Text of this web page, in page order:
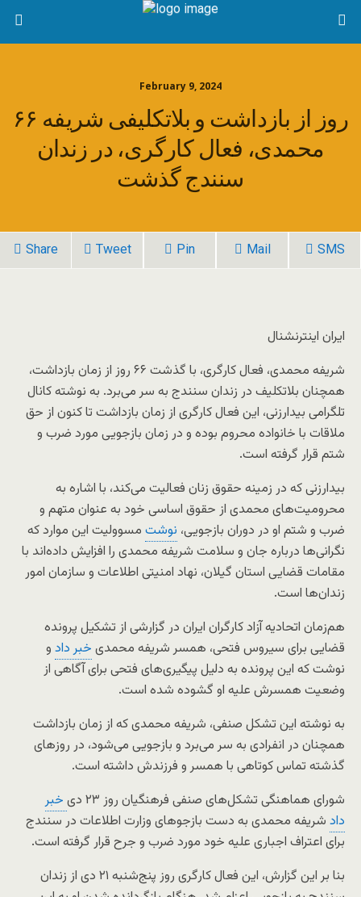
February 9, 2024
۶۶ روز از بازداشت و بلاتکلیفی شریفه
محمدی، فعال کارگری، در زندان
سنندج گذشت
Share Tweet Pin Mail SMS
ایران اینترنشنال
شریفه محمدی، فعال کارگری، با گذشت ۶۶ روز از زمان بازداشت،
همچنان بلاتکلیف در زندان سنندج به سر می‌برد. به نوشته کانال
تلگرامی بیدارزنی، این فعال کارگری از زمان بازداشت تا کنون از حق
ملاقات با خانواده محروم بوده و در زمان بازجویی مورد ضرب و
شتم قرار گرفته است.
بیدارزنی که در زمینه حقوق زنان فعالیت می‌کند، با اشاره به
محرومیت‌های محمدی از حقوق اساسی خود به عنوان متهم و
ضرب‌ و شتم او در دوران بازجویی، نوشت مسوولیت این موارد که
نگرانی‌ها درباره جان و سلامت شریفه محمدی را افزایش داده‌اند با
مقامات قضایی استان گیلان، نهاد امنیتی اطلاعات و سازمان امور
زندان‌ها است.
هم‌زمان اتحادیه آزاد کارگران ایران در گزارشی از تشکیل پرونده
قضایی برای سیروس فتحی، همسر شریفه محمدی خبر داد و
نوشت که این پرونده به دلیل پیگیری‌های فتحی برای آگاهی از
وضعیت همسرش علیه او گشوده شده است.
به نوشته این تشکل صنفی، شریفه محمدی که از زمان بازداشت
همچنان در انفرادی به سر می‌برد و بازجویی می‌شود، در روزهای
گذشته تماس کوتاهی با همسر و فرزندش داشته است.
شورای هماهنگی تشکل‌های صنفی فرهنگیان روز ۲۳ دی‌
خبر
داد شریفه محمدی به دست بازجوهای وزارت اطلاعات در سنندج
برای اعتراف اجباری علیه خود مورد ضرب و جرح قرار گرفته است.
بنا بر این گزارش، این فعال کارگری روز پنج‌شنبه ۲۱ دی‌ از زندان